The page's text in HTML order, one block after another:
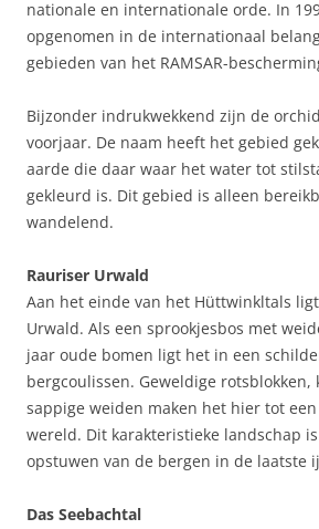
nationale en internationale orde. In
opgenomen in de internationaal
gebieden van het RAMSAR-
Bijzonder indrukwekkend zijn de
voorjaar. De naam heeft het gebied
aarde die daar waar het water tot
gekleurd is. Dit gebied is alleen
wandelend.
Rauriser Urwald
Aan het einde van het Hüttwinkltals
Urwald. Als een sprookjesbos met
jaar oude bomen ligt het in een
bergcoulissen. Geweldige rotsblokken,
sappige weiden maken het hier tot
wereld. Dit karakteristieke landschap
opstuwen van de bergen in de laatste
Das Seebachtal